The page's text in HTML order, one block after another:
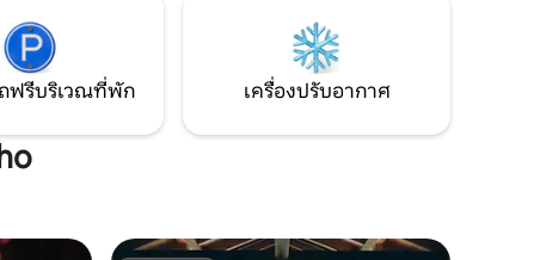
ฟรีบริเวณที่พัก เครื่องปรับอากาศ